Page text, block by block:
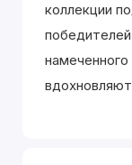
коллекции